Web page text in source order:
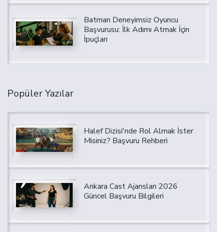
Batman Deneyimsiz Oyuncu
Başvurusu: İlk Adımı Atmak İçin
İpuçları
Popüler Yazılar
Halef Dizisi'nde Rol Almak İster
Misiniz? Başvuru Rehberi
Ankara Cast Ajansları 2026
Güncel Başvuru Bilgileri